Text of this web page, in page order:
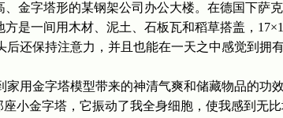
金字塔形的某钢架公司办公大楼。在德国下萨
是一间用木材、泥土、石板瓦和稻草搭盖，
还保持注意力，并且也能在一天之中感觉到拥有
用金字塔模型带来的神清气爽和储藏物品的功
小金字塔，它振动了我全身细胞，使我感到无